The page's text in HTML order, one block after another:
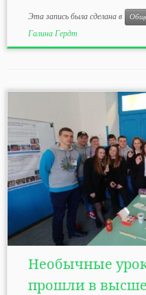
Эта запись была сделана в
Галина Гердт
Необычные
прошли в